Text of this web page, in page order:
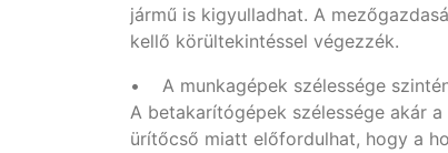
jármű is kigyulladhat. A
kellő körültekintéssel végezzék.
• A munkagépek szélessége
A betakarítógépek szélessége akár
ürítőcső miatt előfordulhat, hogy a